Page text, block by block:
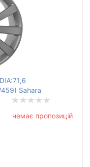
Sahara
немає пропозицій